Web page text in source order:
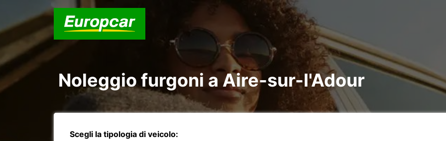
Noleggio furgoni a Aire-sur-l'Adour
Scegli la tipologia di veicolo: